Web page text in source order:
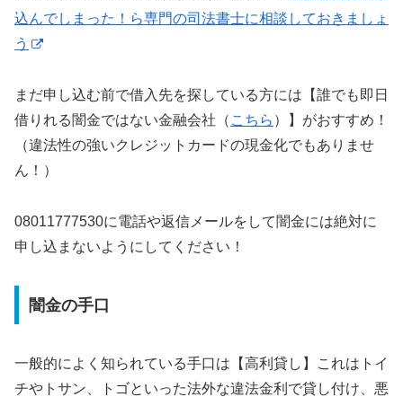
込んでしまった！ら専門の司法書士に相談しておきましょ
う
まだ申し込む前で借入先を探している方には【誰でも即日
借りれる闇金ではない金融会社（ こちら ）】がおすすめ！
（違法性の強いクレジットカードの現金化でもありませ
ん！）
08011777530に電話や返信メールをして闇金には絶対に
申し込まないようにしてください！
闇金の手口
一般的によく知られている手口は【高利貸し】これはトイ
チやトサン、トゴといった法外な違法金利で貸し付け、悪